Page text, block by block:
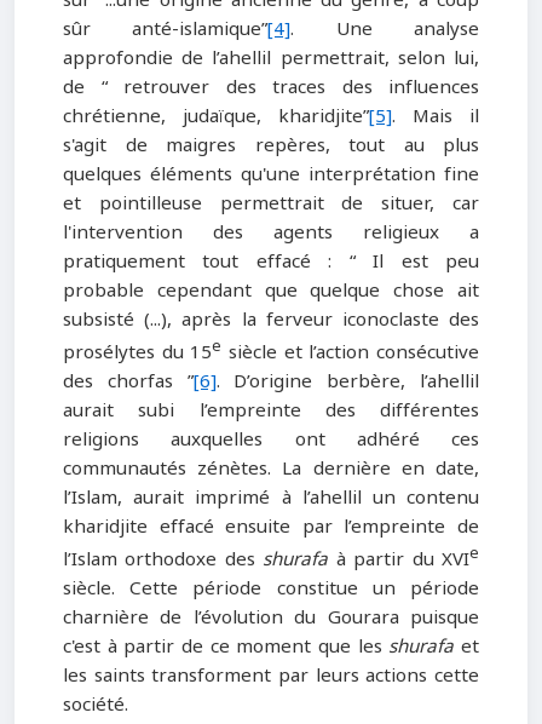
sûr anté-islamique”[4]. Une analyse
approfondie de l’ahellil permettrait, selon lui,
de “ retrouver des traces des influences
chrétienne, judaïque, kharidjite”[5]. Mais il
s'agit de maigres repères, tout au plus
quelques éléments qu'une interprétation fine
et pointilleuse permettrait de situer, car
l'intervention des agents religieux a
pratiquement tout effacé : “ Il est peu
probable cependant que quelque chose ait
subsisté (...), après la ferveur iconoclaste des
prosélytes du 15e siècle et l’action consécutive
des chorfas ”[6]. D’origine berbère, l’ahellil
aurait subi l’empreinte des différentes
religions auxquelles ont adhéré ces
communautés zénètes. La dernière en date,
l’Islam, aurait imprimé à l’ahellil un contenu
kharidjite effacé ensuite par l’empreinte de
l’Islam orthodoxe des shurafa à partir du XVIe
siècle. Cette période constitue un période
charnière de l’évolution du Gourara puisque
c'est à partir de ce moment que les shurafa et
les saints transforment par leurs actions cette
société.